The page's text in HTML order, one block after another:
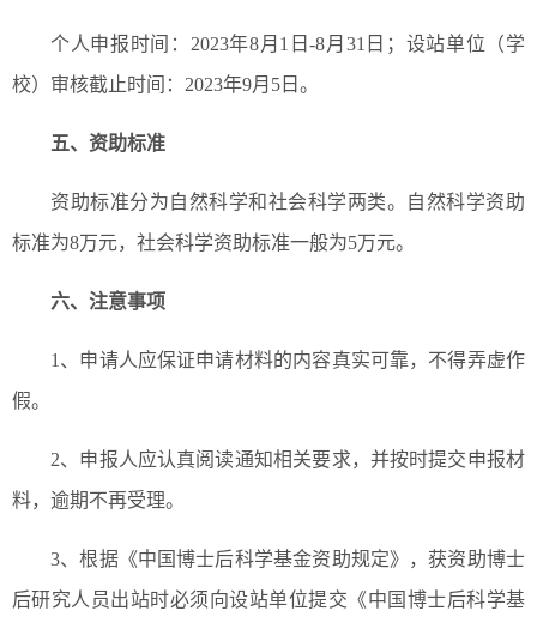
个人申报时间：2023年8月1日-8月31日；设站单位（学
校）审核截止时间：2023年9月5日。
五、资助标准
资助标准分为自然科学和社会科学两类。自然科学资助
标准为8万元，社会科学资助标准一般为5万元。
六、注意事项
1、申请人应保证申请材料的内容真实可靠，不得弄虚作
假。
2、申报人应认真阅读通知相关要求，并按时提交申报材
料，逾期不再受理。
3、根据《中国博士后科学基金资助规定》，获资助博士
后研究人员出站时必须向设站单位提交《中国博士后科学基